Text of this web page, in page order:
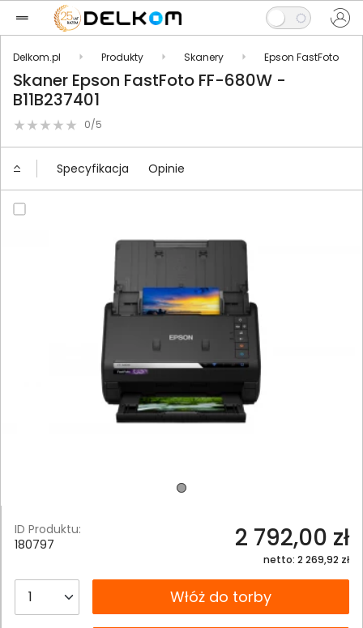
Delkom.pl Produkty Skanery Epson FastFoto
Skaner Epson FastFoto FF-680W -
B11B237401
0/5
Specyfikacja Opinie
ID Produktu:
180797
2 792,00 zł
netto: 2 269,92 zł
__B2C.PRODUCT.QUANTITYWłóż do torby